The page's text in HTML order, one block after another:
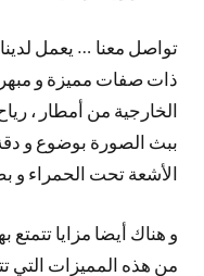
تواصل معنا … يعمل
ذات صفات مميزة و
الخارجية من أمطار ،
الأشعة تحت الحمراء و
و هناك أيضا مزايا تتمتع
من هذه المميزات التي